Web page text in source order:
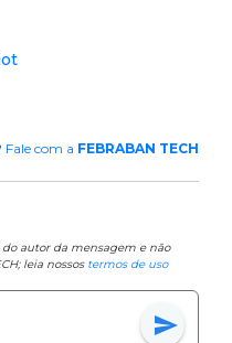
Fale com a FEBRABAN TECH
autor da mensagem e não
leia nossos termos de uso
send